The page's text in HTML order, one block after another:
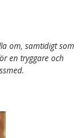
om, samtidigt som
en tryggare och